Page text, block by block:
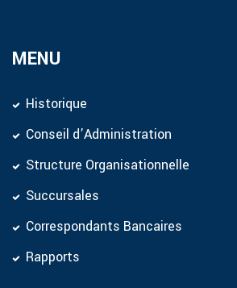
MENU
Historique
Conseil d’Administration
Structure Organisationnelle
Succursales
Correspondants Bancaires
Rapports